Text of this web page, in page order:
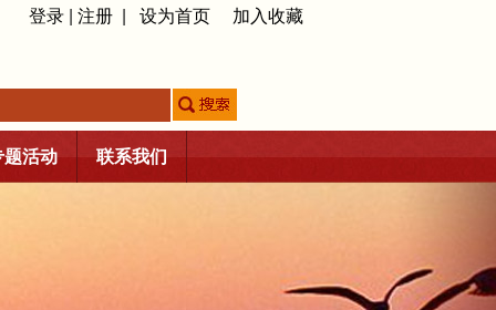
登录 注册 设为首页 加入收藏
题活动 联系我们